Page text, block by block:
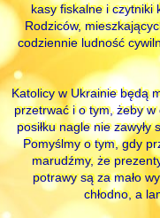
kasy fiskalne i czytniki
Rodziców,
codziennie ludność
Katolicy w Ukrainie będą
przetrwać i o tym, żeby
posiłku nagle nie
Pomyślmy o tym, gdy
marudźmy, że
potrawy są za mało
chłodno, a